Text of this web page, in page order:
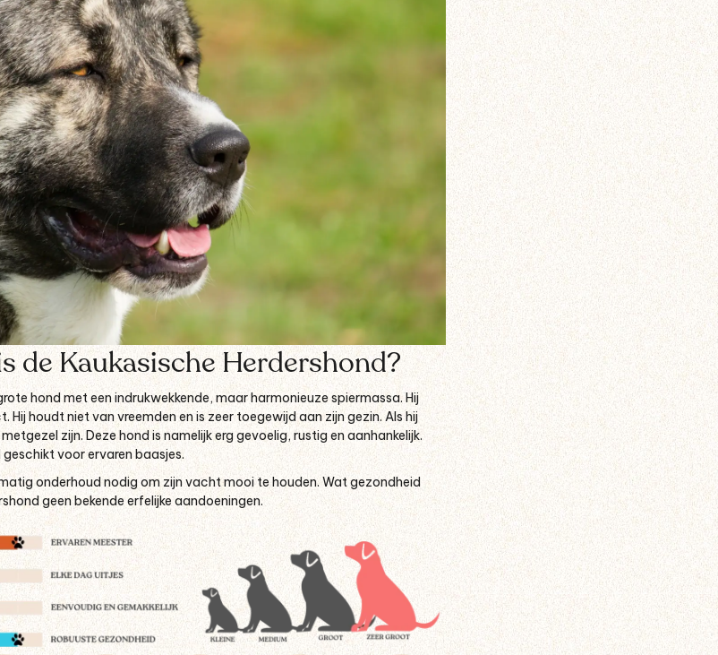
de Kaukasische Herdershond?
hond met een indrukwekkende, maar harmonieuze spiermassa. Hij
Hij houdt niet van vreemden en is zeer toegewijd aan zijn gezin. Als hij
zijn. Deze hond is namelijk erg gevoelig, rustig en aanhankelijk.
voor ervaren baasjes.
onderhoud nodig om zijn vacht mooi te houden. Wat gezondheid
geen bekende erfelijke aandoeningen.